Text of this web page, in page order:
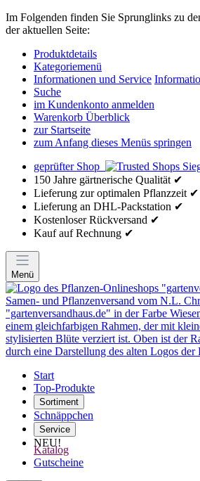
Im Folgenden finden Sie Sprunglinks zu
der aktuellen Seite:
Produktdetails
Kategoriemenü
Informationen und Service
Suche
im Kundenkonto anmelden
Warenkorb Überblick
zur Startseite
zum Anfang dieses Menüs springen
geprüfter Shop
150 Jahre gärtnerische Qualität ✔
Lieferung zur optimalen Pflanzzeit ✔
Lieferung an DHL-Packstation ✔
Kostenloser Rückversand ✔
Kauf auf Rechnung ✔
Menü
Start
Top-Produkte
Sortiment
Schnäppchen
Service
NEU!
Katalog
Gutscheine